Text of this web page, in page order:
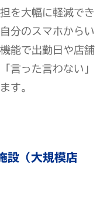
を大幅に軽減でき
分のスマホからい
能で出勤日や店舗
言った言わない」
す。
設（大規模店